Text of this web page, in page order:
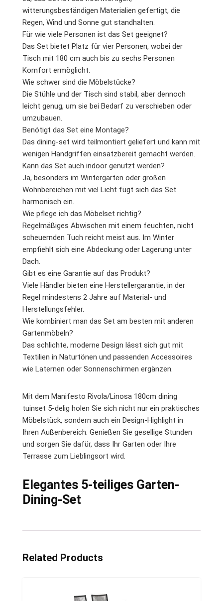
witterungsbeständigen Materialien gefertigt, die
Regen, Wind und Sonne gut standhalten.
Für wie viele Personen ist das Set geeignet?
Das Set bietet Platz für vier Personen, wobei der
Tisch mit 180 cm auch bis zu sechs Personen
Komfort ermöglicht.
Wie schwer sind die Möbelstücke?
Die Stühle und der Tisch sind stabil, aber dennoch
leicht genug, um sie bei Bedarf zu verschieben oder
umzubauen.
Benötigt das Set eine Montage?
Das dining-set wird teilmontiert geliefert und kann mit
wenigen Handgriffen einsatzbereit gemacht werden.
Kann das Set auch indoor genutzt werden?
Ja, besonders im Wintergarten oder großen
Wohnbereichen mit viel Licht fügt sich das Set
harmonisch ein.
Wie pflege ich das Möbelset richtig?
Regelmäßiges Abwischen mit einem feuchten, nicht
scheuernden Tuch reicht meist aus. Im Winter
empfiehlt sich eine Abdeckung oder Lagerung unter
Dach.
Gibt es eine Garantie auf das Produkt?
Viele Händler bieten eine Herstellergarantie, in der
Regel mindestens 2 Jahre auf Material- und
Herstellungsfehler.
Wie kombiniert man das Set am besten mit anderen
Gartenmöbeln?
Das schlichte, moderne Design lässt sich gut mit
Textilien in Naturtönen und passenden Accessoires
wie Laternen oder Sonnenschirmen ergänzen.
Mit dem Manifesto Rivola/Linosa 180cm dining
tuinset 5-delig holen Sie sich nicht nur ein praktisches
Möbelstück, sondern auch ein Design-Highlight in
Ihren Außenbereich. Genießen Sie gesellige Stunden
und sorgen Sie dafür, dass Ihr Garten oder Ihre
Terrasse zum Lieblingsort wird.
Elegantes 5-teiliges Garten-
Dining-Set
Related Products